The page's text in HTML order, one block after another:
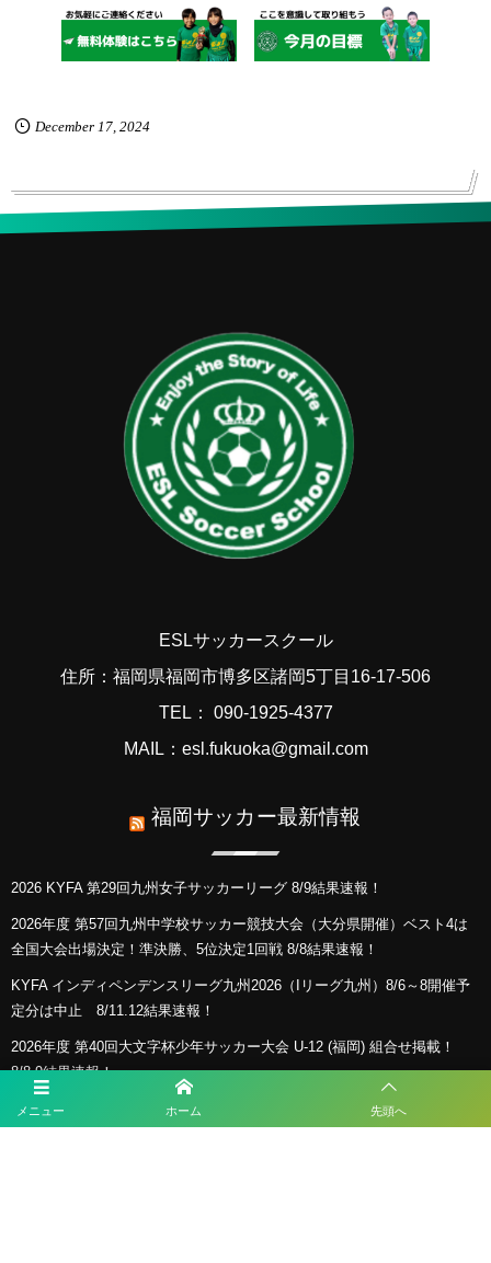
December 17, 2024
メニュー ホーム 先頭へ
ESLサッカースクール
住所：福岡県福岡市博多区諸岡5丁目16-17-506
TEL： 090-1925-4377
MAIL：esl.fukuoka@gmail.com
福岡サッカー最新情報
2026 KYFA 第29回九州女子サッカーリーグ 8/9結果速報！
2026年度 第57回九州中学校サッカー競技大会（大分県開催）ベスト4は
全国大会出場決定！準決勝、5位決定1回戦 8/8結果速報！
KYFA インディペンデンスリーグ九州2026（Iリーグ九州）8/6～8開催予
定分は中止 8/11.12結果速報！
2026年度 第40回大文字杯少年サッカー大会 U-12 (福岡) 組合せ掲載！
8/8,9結果速報！
2026年度 KYFA第43回九州女子サッカー選手権大会 兼 第48回皇后杯九州